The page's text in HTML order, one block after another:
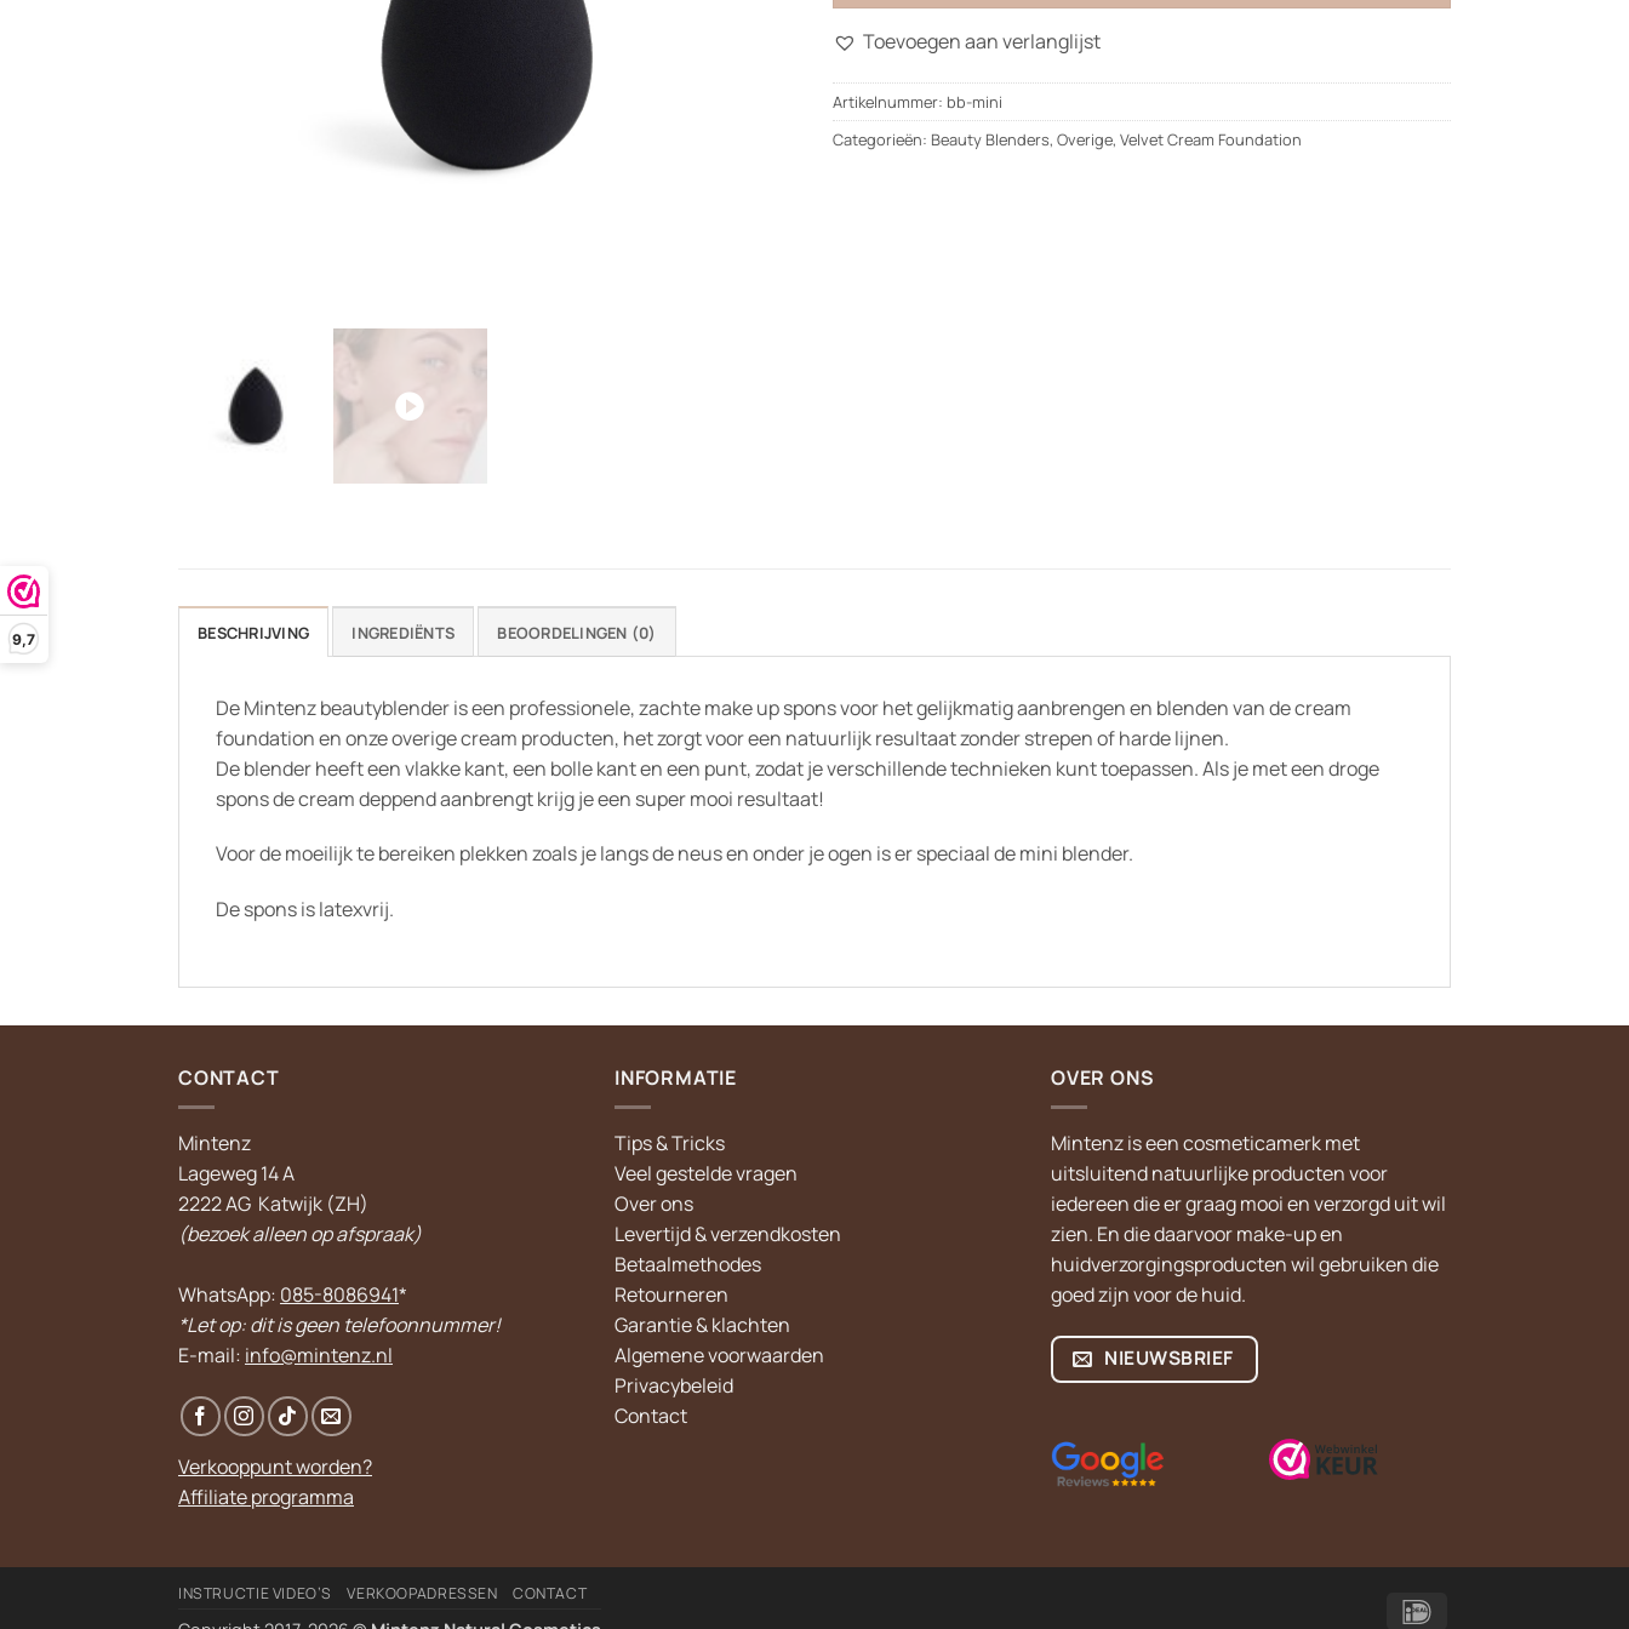
9,7
Toevoegen aan verlanglijst
Artikelnummer: bb-mini
Categorieën: Beauty Blenders, Overige, Velvet Cream Foundation
BESCHRIJVING INGREDIËNTS BEOORDELINGEN (0)
De Mintenz beautyblender is een professionele, zachte make up spons voor het gelijkmatig aanbrengen en blenden van de cream
foundation en onze overige cream producten, het zorgt voor een natuurlijk resultaat zonder strepen of harde lijnen.
De blender heeft een vlakke kant, een bolle kant en een punt, zodat je verschillende technieken kunt toepassen. Als je met een droge
spons de cream deppend aanbrengt krijg je een super mooi resultaat!
Voor de moeilijk te bereiken plekken zoals je langs de neus en onder je ogen is er speciaal de mini blender.
De spons is latexvrij.
CONTACT
Mintenz
Lageweg 14 A
2222 AG Katwijk (ZH)
(bezoek alleen op afspraak)
WhatsApp: 085-8086941*
*Let op: dit is geen telefoonnummer!
E-mail: info@mintenz.nl
Verkooppunt worden?
Affiliate programma
INFORMATIE
Tips & Tricks
Veel gestelde vragen
Over ons
Levertijd & verzendkosten
Betaalmethodes
Retourneren
Garantie & klachten
Algemene voorwaarden
Privacybeleid
Contact
OVER ONS
Mintenz is een cosmeticamerk met
uitsluitend natuurlijke producten voor
iedereen die er graag mooi en verzorgd uit wil
zien. En die daarvoor make-up en
huidverzorgingsproducten wil gebruiken die
goed zijn voor de huid.
NIEUWSBRIEF
INSTRUCTIE VIDEO’S VERKOOPADRESSEN CONTACT